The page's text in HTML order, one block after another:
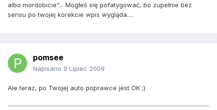
albo mordobicie"... Mogłeś się pofatygować, bo zupełnie bez
sensu po twojej korekcie wpis wygląda....
pomsee
Napisano 9 Lipiec 2009
Ale teraz, po Twojej auto poprawce jest OK ;)